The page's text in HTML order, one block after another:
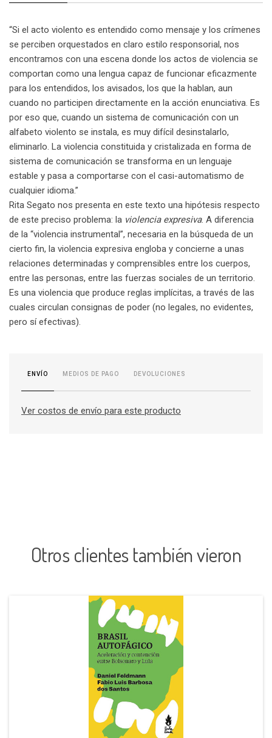
“Si el acto violento es entendido como mensaje y los crímenes
se perciben orquestados en claro estilo responsorial, nos
encontramos con una escena donde los actos de violencia se
comportan como una lengua capaz de funcionar eficazmente
para los entendidos, los avisados, los que la hablan, aun
cuando no participen directamente en la acción enunciativa. Es
por eso que, cuando un sistema de comunicación con un
alfabeto violento se instala, es muy difícil desinstalarlo,
eliminarlo. La violencia constituida y cristalizada en forma de
sistema de comunicación se transforma en un lenguaje
estable y pasa a comportarse con el casi-automatismo de
cualquier idioma.”
Rita Segato nos presenta en este texto una hipótesis respecto
de este preciso problema: la violencia expresiva. A diferencia
de la “violencia instrumental”, necesaria en la búsqueda de un
cierto fin, la violencia expresiva engloba y concierne a unas
relaciones determinadas y comprensibles entre los cuerpos,
entre las personas, entre las fuerzas sociales de un territorio.
Es una violencia que produce reglas implícitas, a través de las
cuales circulan consignas de poder (no legales, no evidentes,
pero sí efectivas).
ENVÍO MEDIOS DE PAGO DEVOLUCIONES
Ver costos de envío para este producto
Otros clientes también vieron